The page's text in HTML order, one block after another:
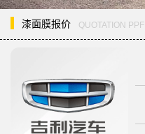
漆面膜报价 QUOTATION PPF